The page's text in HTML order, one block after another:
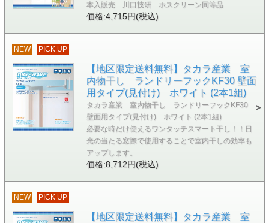
本入販売 川口技研 ホスクリーン同等品
価格:4,715円(税込)
NEW PICK UP
【地区限定送料無料】タカラ産業 室
内物干し ランドリーフックKF30 壁面
用タイプ(見付け) ホワイト (2本1組)
タカラ産業 室内物干し ランドリーフックKF30
壁面用タイプ(見付け) ホワイト (2本1組)
必要な時だけ使えるワンタッチスマート干し！！日
光の当たる窓際で使用することで室内干しの効率も
アップします。
価格:8,712円(税込)
NEW PICK UP
【地区限定送料無料】タカラ産業 室